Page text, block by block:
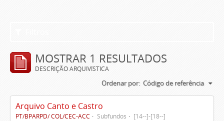
MOSTRAR 1 RESULTADOS
DESCRIÇÃO ARQUIVÍSTICA
Ordenar por: Código de referência
Arquivo Canto e Castro
PT/BPARPD/ COL/CEC-ACC Subfundos [14--]-[18--]